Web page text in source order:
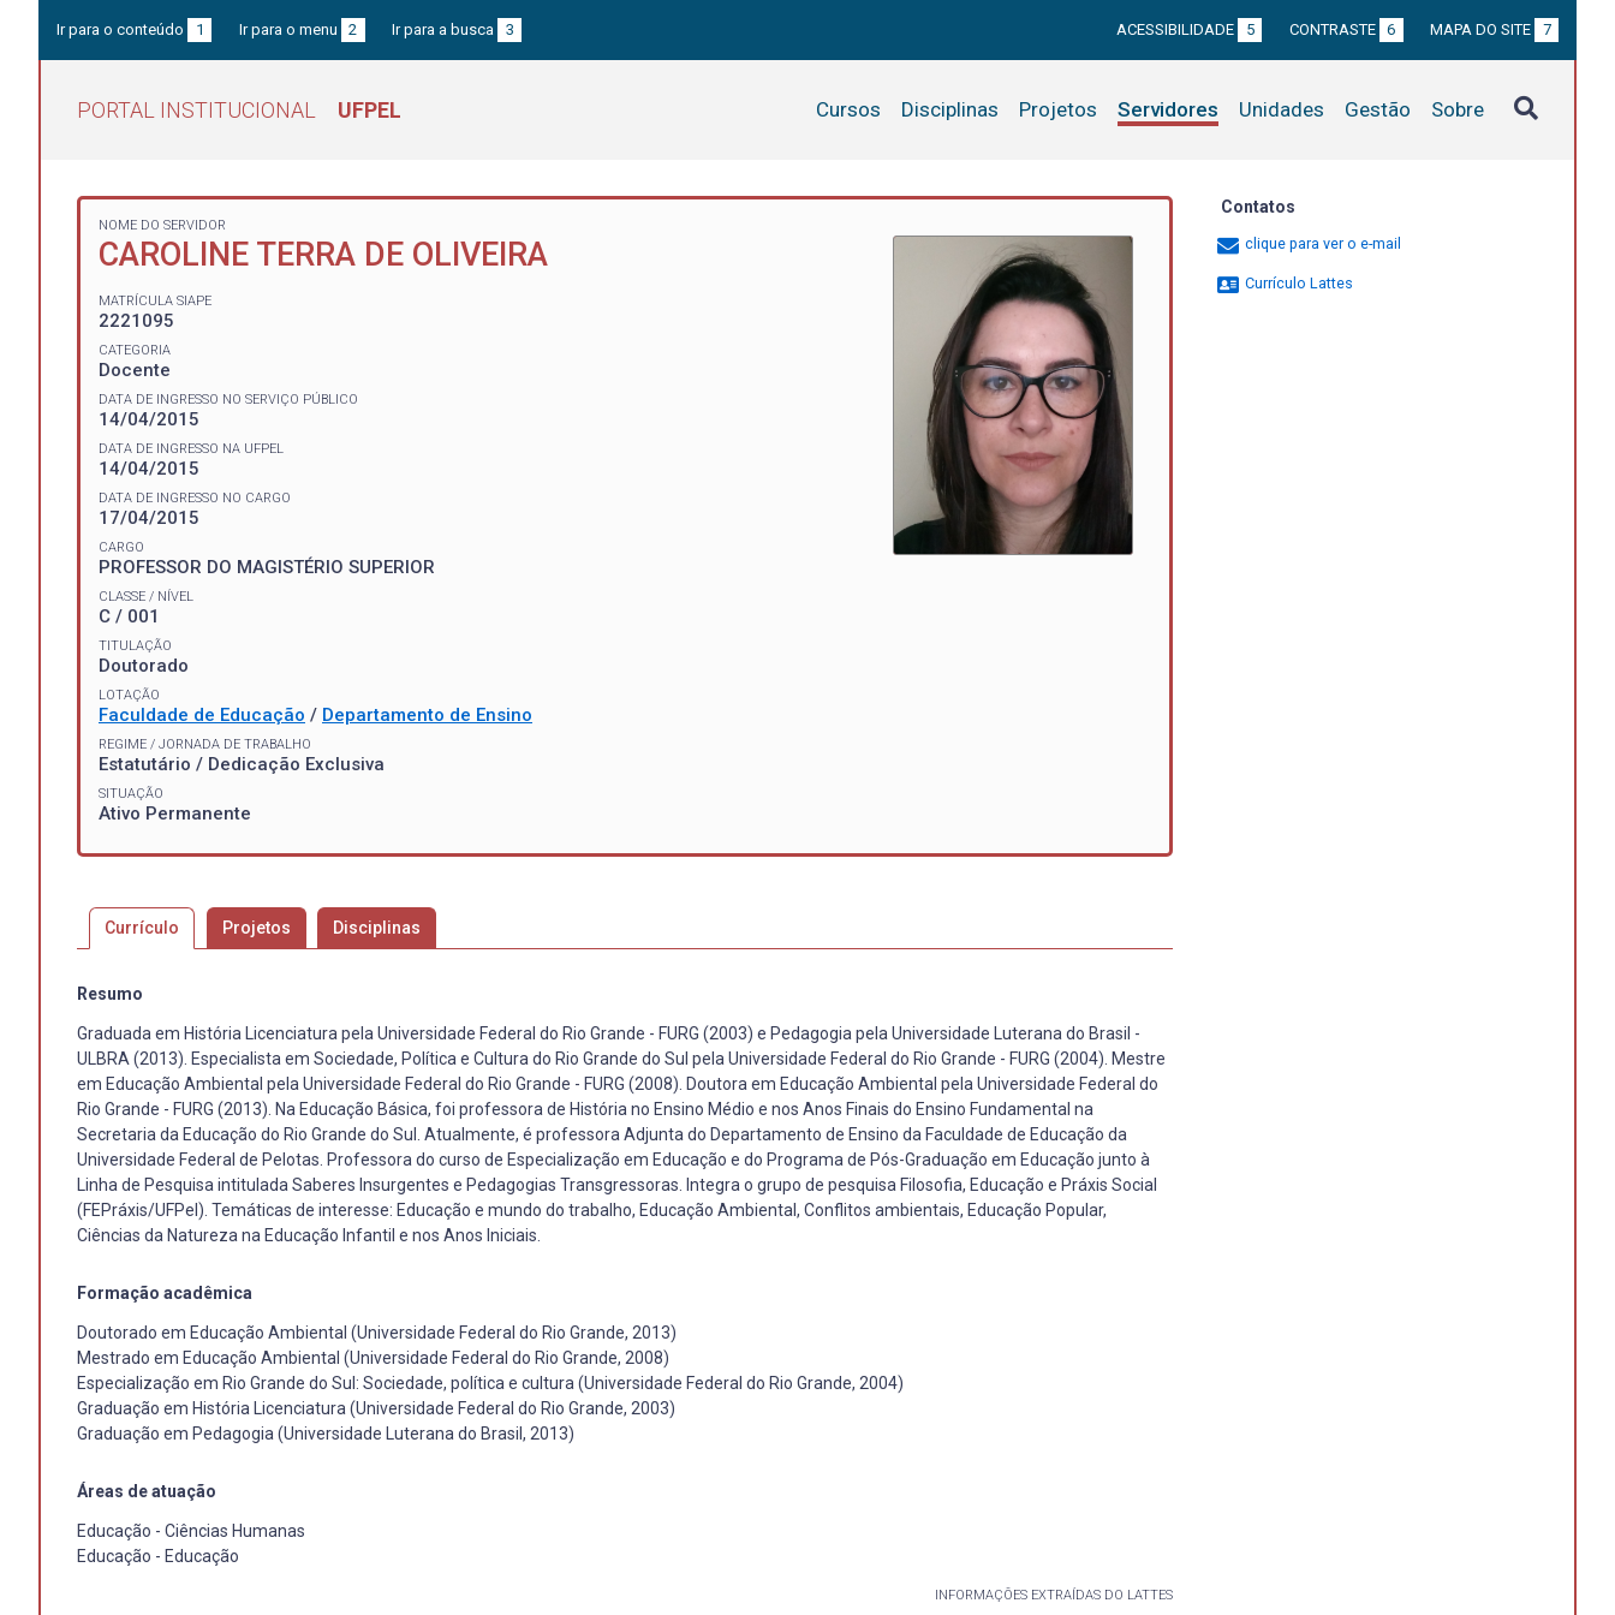
Ir para o conteúdo 1 Ir para o menu 2 Ir para a busca 3 ACESSIBILIDADE 5 CONTRASTE 6 MAPA DO SITE 7
PORTAL INSTITUCIONAL UFPEL Cursos Disciplinas Projetos Servidores Unidades Gestão Sobre
NOME DO SERVIDOR
CAROLINE TERRA DE OLIVEIRA
MATRÍCULA SIAPE
2221095
CATEGORIA
Docente
DATA DE INGRESSO NO SERVIÇO PÚBLICO
14/04/2015
DATA DE INGRESSO NA UFPEL
14/04/2015
DATA DE INGRESSO NO CARGO
17/04/2015
CARGO
PROFESSOR DO MAGISTÉRIO SUPERIOR
CLASSE / NÍVEL
C / 001
TITULAÇÃO
Doutorado
LOTAÇÃO
Faculdade de Educação / Departamento de Ensino
REGIME / JORNADA DE TRABALHO
Estatutário / Dedicação Exclusiva
SITUAÇÃO
Ativo Permanente
Currículo Projetos Disciplinas
Resumo
Graduada em História Licenciatura pela Universidade Federal do Rio Grande - FURG (2003) e Pedagogia pela Universidade Luterana do Brasil -
ULBRA (2013). Especialista em Sociedade, Política e Cultura do Rio Grande do Sul pela Universidade Federal do Rio Grande - FURG (2004). Mestre
em Educação Ambiental pela Universidade Federal do Rio Grande - FURG (2008). Doutora em Educação Ambiental pela Universidade Federal do
Rio Grande - FURG (2013). Na Educação Básica, foi professora de História no Ensino Médio e nos Anos Finais do Ensino Fundamental na
Secretaria da Educação do Rio Grande do Sul. Atualmente, é professora Adjunta do Departamento de Ensino da Faculdade de Educação da
Universidade Federal de Pelotas. Professora do curso de Especialização em Educação e do Programa de Pós-Graduação em Educação junto à
Linha de Pesquisa intitulada Saberes Insurgentes e Pedagogias Transgressoras. Integra o grupo de pesquisa Filosofia, Educação e Práxis Social
(FEPráxis/UFPel). Temáticas de interesse: Educação e mundo do trabalho, Educação Ambiental, Conflitos ambientais, Educação Popular,
Ciências da Natureza na Educação Infantil e nos Anos Iniciais.
Formação acadêmica
Doutorado em Educação Ambiental (Universidade Federal do Rio Grande, 2013)
Mestrado em Educação Ambiental (Universidade Federal do Rio Grande, 2008)
Especialização em Rio Grande do Sul: Sociedade, política e cultura (Universidade Federal do Rio Grande, 2004)
Graduação em História Licenciatura (Universidade Federal do Rio Grande, 2003)
Graduação em Pedagogia (Universidade Luterana do Brasil, 2013)
Áreas de atuação
Educação - Ciências Humanas
Educação - Educação
INFORMAÇÕES EXTRAÍDAS DO LATTES
Contatos
clique para ver o e-mail
Currículo Lattes